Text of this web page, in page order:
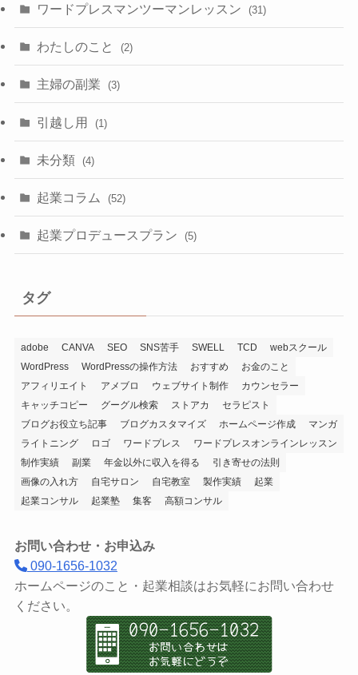
ワードプレスマンツーマンレッスン (31)
わたしのこと (2)
主婦の副業 (3)
引越し用 (1)
未分類 (4)
起業コラム (52)
起業プロデュースプラン (5)
タグ
adobe CANVA SEO SNS苦手 SWELL TCD
webスクール
WordPress
WordPressの操作方法 おすすめ
お金のこと
アフィリエイト
アメブロ ウェブサイト制作
カウンセラー
キャッチコピー
グーグル検索 ストアカ
セラピスト
ブログお役立ち記事
ブログカスタマイズ ホームページ作成
マンガ
ライトニング
ロゴ ワードプレス
ワードプレスオンラインレッスン
制作実績
副業 年金以外に収入を得る
引き寄せの法則
画像の入れ方
自宅サロン 自宅教室 製作実績
起業
起業コンサル
起業塾 集客 高額コンサル
お問い合わせ・お申込み
090-1656-1032
ホームページのこと・起業相談はお気軽にお問い合わせ
ください。